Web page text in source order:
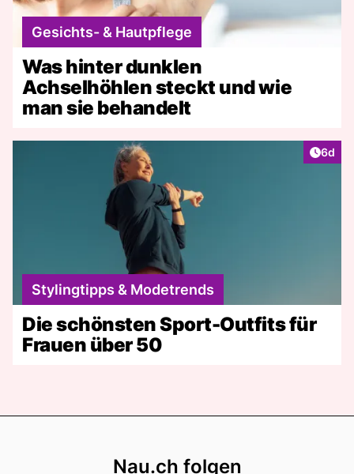
Gesichts- & Hautpflege
Was hinter dunklen
Achselhöhlen steckt und wie
man sie behandelt
6d
Stylingtipps & Modetrends
Die schönsten Sport-Outfits für
Frauen über 50
Nau.ch folgen